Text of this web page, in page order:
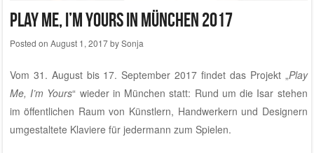
Play Me, I’m Yours in München 2017
Posted on August 1, 2017bySonja
Vom 31. August bis 17. September 2017 findet das Projekt „Play
Me, I’m Yours“ wieder in München statt: Rund um die Isar stehen
im öffentlichen Raum von Künstlern, Handwerkern und Designern
umgestaltete Klaviere für jedermann zum Spielen.